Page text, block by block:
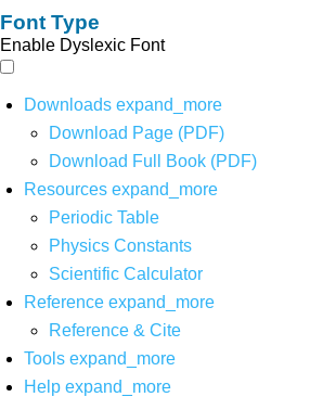
Font Type
Enable Dyslexic Font
Downloads expand_more
Download Page (PDF)
Download Full Book (PDF)
Resources expand_more
Periodic Table
Physics Constants
Scientific Calculator
Reference expand_more
Reference & Cite
Tools expand_more
Help expand_more